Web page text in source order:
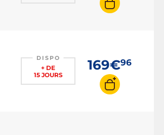
DISPO
+ DE
15 JOURS
169€96